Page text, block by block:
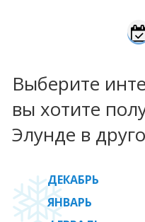
Выберите
вы хотите
Элунде в
ДЕКАБРЬ
ЯНВАРЬ